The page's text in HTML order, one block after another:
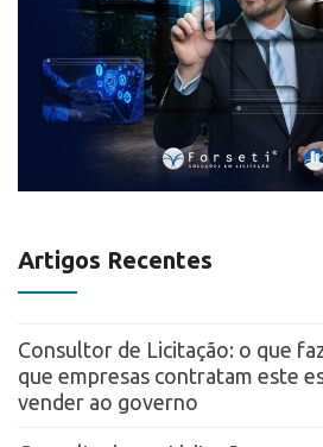
Artigos Recentes
Consultor de Licitação: o que
que empresas contratam este
vender ao governo